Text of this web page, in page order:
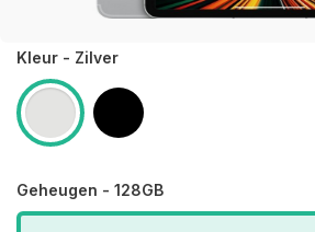
Kleur - Zilver
Geheugen - 128GB